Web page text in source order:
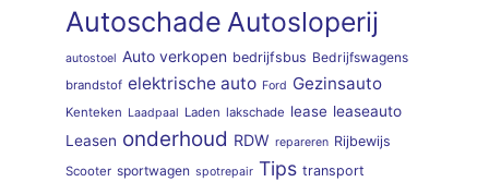
Autoschade Autosloperij
autostoel Auto verkopen bedrijfsbus Bedrijfswagens
brandstof elektrische auto Ford Gezinsauto
Kenteken Laadpaal Laden lakschade lease leaseauto
Leasen onderhoud RDW repareren Rijbewijs
Scooter sportwagen spotrepair Tips transport